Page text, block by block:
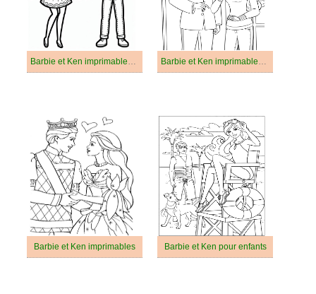
Barbie et Ken imprimables pour enfants Barbie et Ken imprimables pour les enfants
Barbie et Ken imprimables Barbie et Ken pour enfants